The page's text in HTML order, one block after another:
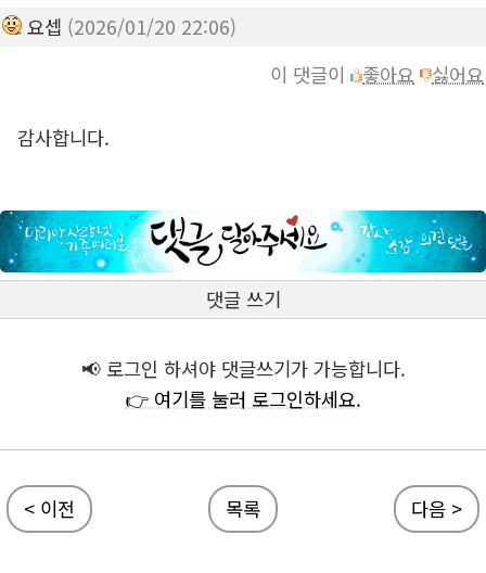
요셉 (2026/01/20 22:06)
이 댓글이
좋아요 싫어요
감사합니다.
댓글 쓰기
📢 로그인 하셔야 댓글쓰기가 가능합니다.
👉 여기를 눌러 로그인하세요.
< 이전 목록 다음 >